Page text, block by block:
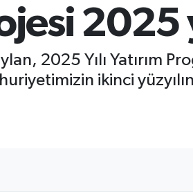
2025
2025 Yılı Yatırım
ikinci